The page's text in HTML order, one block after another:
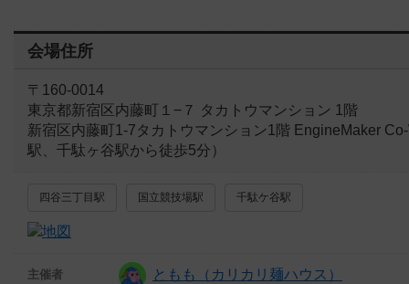
会場住所
〒160-0014
東京都新宿区内藤町１−７ タカトウマンション 1階
新宿区内藤町1-7タカトウマンション1階 EngineMaker
駅、千駄ヶ谷駅から徒歩5分）
四谷三丁目駅 国立競技場駅 千駄ケ谷駅
主催者 ともも（カリカリ麺ハウス）